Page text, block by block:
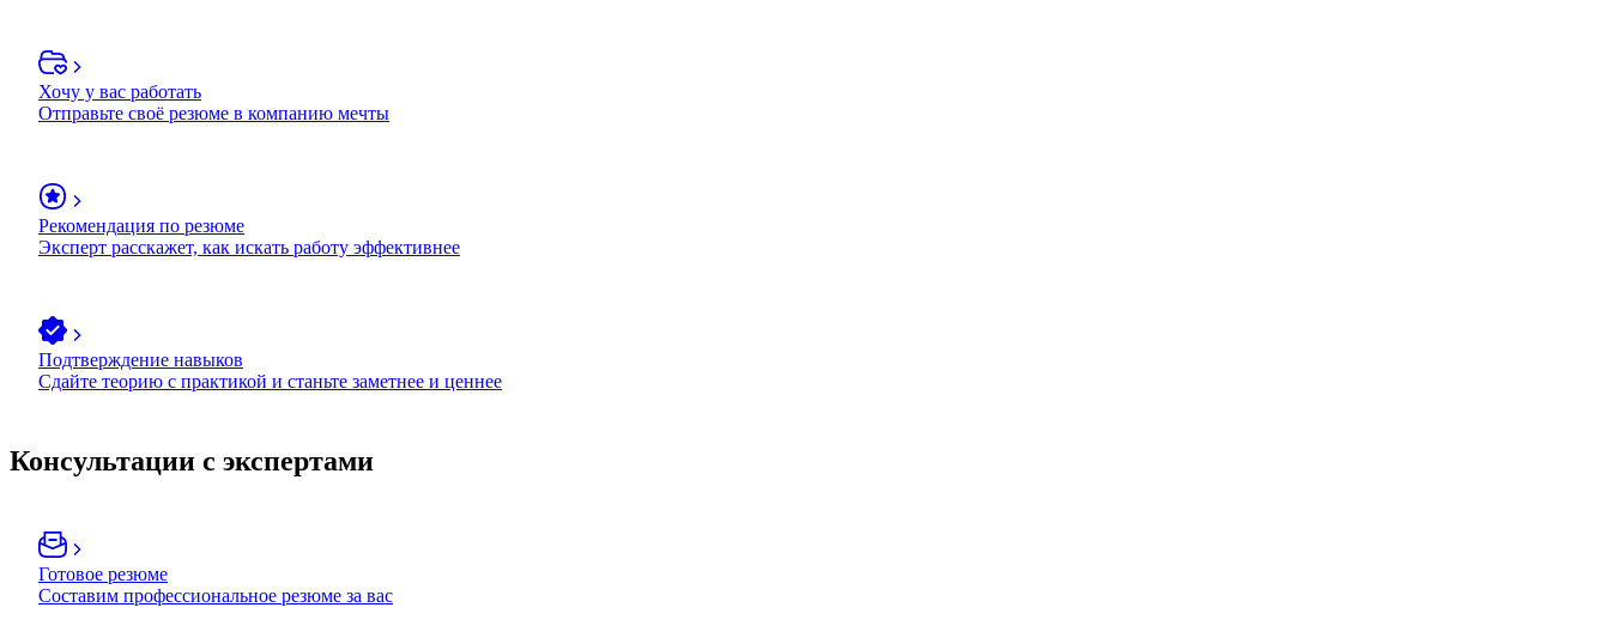
Хочу у вас работать
Отправьте своё резюме в компанию мечты
Рекомендация по резюме
Эксперт расскажет, как искать работу эффективнее
Подтверждение навыков
Сдайте теорию с практикой и станьте заметнее и ценнее
Консультации с экспертами
Готовое резюме
Составим профессиональное резюме за вас